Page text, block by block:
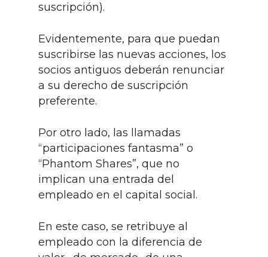
suscripción).
Evidentemente, para que puedan
suscribirse las nuevas acciones, los
socios antiguos deberán renunciar
a su derecho de suscripción
preferente.
Por otro lado, las llamadas
“participaciones fantasma” o
“Phantom Shares”, que no
implican una entrada del
empleado en el capital social.
En este caso, se retribuye al
empleado con la diferencia de